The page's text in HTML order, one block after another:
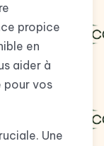
propice
en
aider à
pour vos
Une